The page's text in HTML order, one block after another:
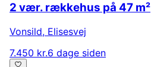
2 vær. rækkehus på 47 m²
Vonsild, Elisesvej
7.450 kr.6 dage siden